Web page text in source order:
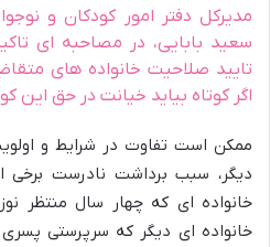
مدیرکل دفتر امور کودکان و
سعید بابایی، در مصاحبه ای
تایید صلاحیت خانواده های
اگر کوتاه بیاید خیانت در حق
ممکن است تفاوت در شرایط و
دیگر، سبب برداشت نادرست برخی
خانواده ای که چهار سال منتظر